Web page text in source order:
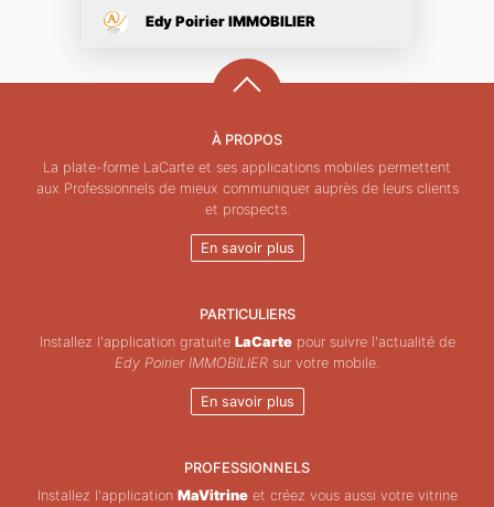
Edy Poirier IMMOBILIER
À PROPOS
La plate-forme LaCarte et ses applications mobiles permettent
aux Professionnels de mieux communiquer auprès de leurs clients
et prospects.
En savoir plus
PARTICULIERS
Installez l'application gratuite LaCartepour suivre l'actualité de
Edy Poirier IMMOBILIER sur votre mobile.
En savoir plus
PROFESSIONNELS
Installez l'application MaVitrineet créez vous aussi votre vitrine